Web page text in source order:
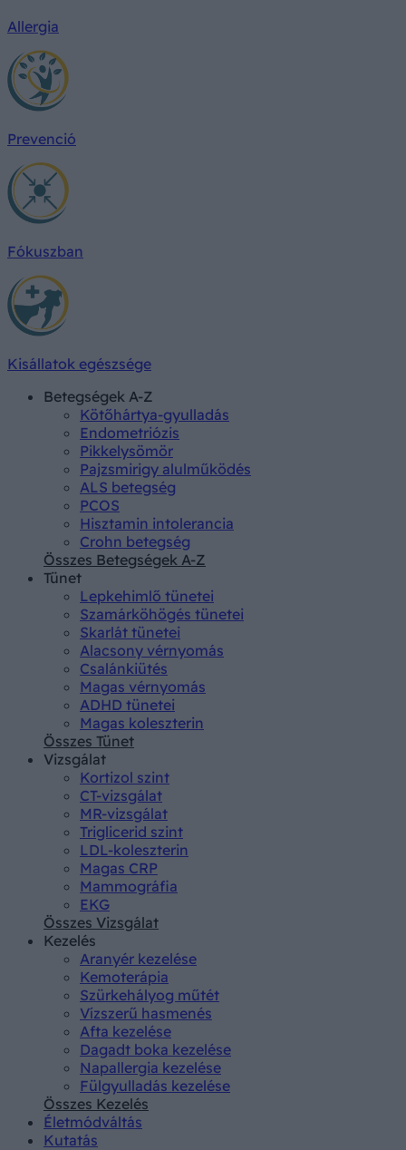
Allergia
Prevenció
Fókuszban
Kisállatok egészsége
Betegségek A-Z
Kötőhártya-gyulladás
Endometriózis
Pikkelysömör
Pajzsmirigy alulműködés
ALS betegség
PCOS
Hisztamin intolerancia
Crohn betegség
Összes Betegségek A-Z
Tünet
Lepkehimlő tünetei
Szamárköhögés tünetei
Skarlát tünetei
Alacsony vérnyomás
Csalánkiütés
Magas vérnyomás
ADHD tünetei
Magas koleszterin
Összes Tünet
Vizsgálat
Kortizol szint
CT-vizsgálat
MR-vizsgálat
Triglicerid szint
LDL-koleszterin
Magas CRP
Mammográfia
EKG
Összes Vizsgálat
Kezelés
Aranyér kezelése
Kemoterápia
Szürkehályog műtét
Vízszerű hasmenés
Afta kezelése
Dagadt boka kezelése
Napallergia kezelése
Fülgyulladás kezelése
Összes Kezelés
Életmódváltás
Kutatás